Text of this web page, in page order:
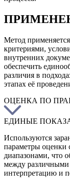
Метод
критериями,
внутренних
обеспечить
различия в
этапах её
ОЦЕНКА ПО
ЕДИНЫЕ
Используются
параметры оценки
диапазонами, что
между
интерпретацию и